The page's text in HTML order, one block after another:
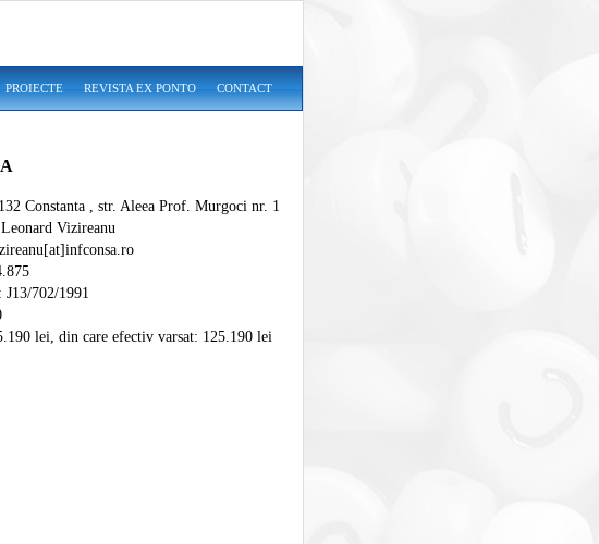
PROIECTE REVISTA EX PONTO CONTACT
Constanta , str. Aleea Prof. Murgoci nr. 1
Vizireanu
702/1991
lei, din care efectiv varsat: 125.190 lei